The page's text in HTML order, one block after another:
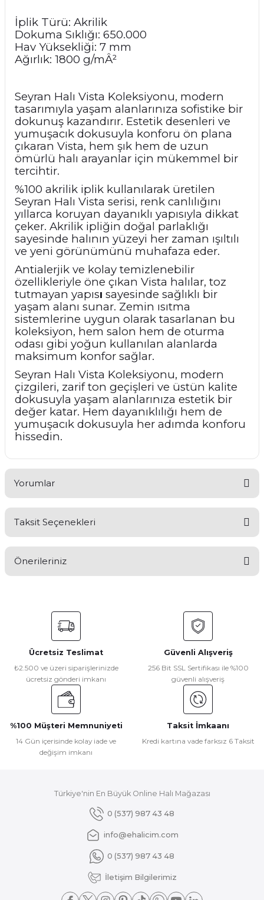
İplik Türü: Akrilik
Dokuma Sıklığı: 650.000
Hav Yüksekliği: 7 mm
Ağırlık: 1800 g/mÂ²
Seyran Halı Vista Koleksiyonu, modern
tasarımıyla yaşam alanlarınıza sofistike bir
dokunuş kazandırır. Estetik desenleri ve
yumuşacık dokusuyla konforu ön plana
çıkaran Vista, hem şık hem de uzun
ömürlü halı arayanlar için mükemmel bir
tercihtir.
%100 akrilik iplik kullanılarak üretilen
Seyran Halı Vista serisi, renk canlılığını
yıllarca koruyan dayanıklı yapısıyla dikkat
çeker. Akrilik ipliğin doğal parlaklığı
sayesinde halının yüzeyi her zaman ışıltılı
ve yeni görünümünü muhafaza eder.
Antialerjik ve kolay temizlenebilir
özellikleriyle öne çıkan Vista halılar, toz
tutmayan yapısı sayesinde sağlıklı bir
yaşam alanı sunar. Zemin ısıtma
sistemlerine uygun olarak tasarlanan bu
koleksiyon, hem salon hem de oturma
odası gibi yoğun kullanılan alanlarda
maksimum konfor sağlar.
Seyran Halı Vista Koleksiyonu, modern
çizgileri, zarif ton geçişleri ve üstün kalite
dokusuyla yaşam alanlarınıza estetik bir
değer katar. Hem dayanıklılığı hem de
yumuşacık dokusuyla her adımda konforu
hissedin.
Yorumlar
Yorum Yaz
Taksit Seçenekleri
Önerileriniz
konularda yetersiz gördüğünüz noktaları öneri formunu
kullanarak tarafımıza iletebilirsiniz.
Görüş ve önerileriniz için teşekkür ederiz.
Ürün resmi kalitesiz, bozuk veya görüntülenemiyor.
Ürün açıklamasında eksik bilgiler bulunuyor.
Ürün bilgilerinde hatalar bulunuyor.
Ürün fiyatı diğer sitelerden daha pahalı.
Gönder
Ücretsiz Teslimat
₺2.500 ve üzeri siparişlerinizde
ücretsiz gönderi imkanı
Güvenli Alışveriş
256 Bit SSL Sertifikası ile %100
güvenli alışveriş
%100 Müşteri Memnuniyeti
14 Gün içerisinde kolay iade ve
değişim imkanı
Taksit İmkaanı
Kredi kartına vade farksız 6 Taksit
Türkiye'nin En Büyük Online Halı Mağazası
0 (537) 987 43 48
info@ehalicim.com
0 (537) 987 43 48
İletişim Bilgilerimiz